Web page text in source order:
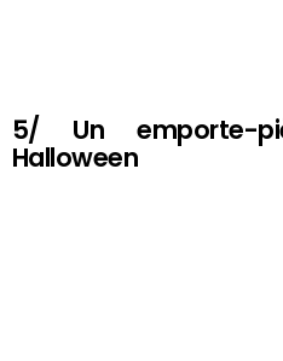
5/ Un emporte-
Halloween